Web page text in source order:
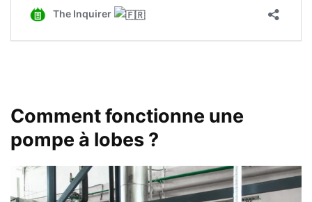
Comment fonctionne une
pompe à lobes ?